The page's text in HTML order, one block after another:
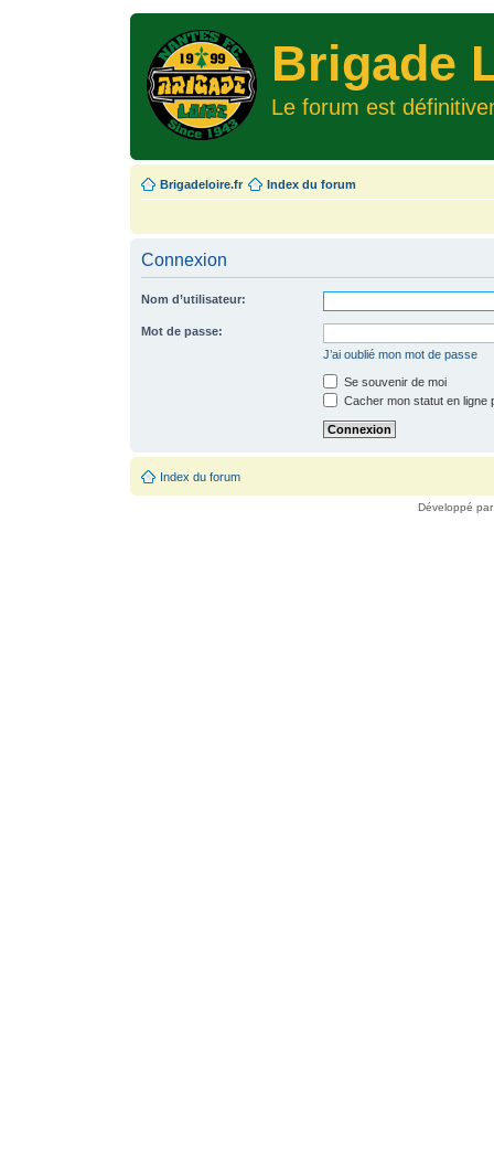
Brigade
Le forum est
Brigadeloire.fr Index du forum
Connexion
Nom d’utilisateur:
Mot de passe:
J’ai oublié mon mot de passe
Se souvenir de moi
Cacher mon statut en ligne
Index du forum
Développé